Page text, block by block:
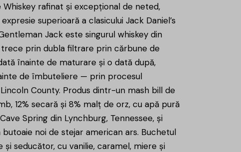
Whiskey rafinat și excepțional de neted,
superioară a clasicului Jack Daniel’s
Jack este singurul whiskey din
prin dubla filtrare prin cărbune de
înainte de maturare și o dată după,
de îmbuteliere — prin procesul
County. Produs dintr-un mash bill de
12% secară și 8% malț de orz, cu apă pură
Spring din Lynchburg, Tennessee, și
noi de stejar american ars. Buchetul
și seducător, cu vanilie, caramel, miere și